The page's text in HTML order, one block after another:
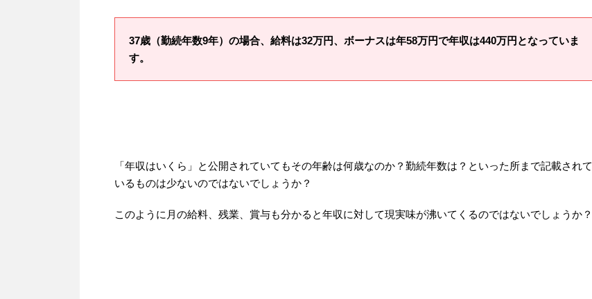
37歳（勤続年数9年）の場合、給料は32万円、ボーナスは年58万円で年収は440万円となっていま
す。
「年収はいくら」と公開されていてもその年齢は何歳なのか？勤続年数は？といった所まで記載されて
いるものは少ないのではないでしょうか？
このように月の給料、残業、賞与も分かると年収に対して現実味が沸いてくるのではないでしょうか？